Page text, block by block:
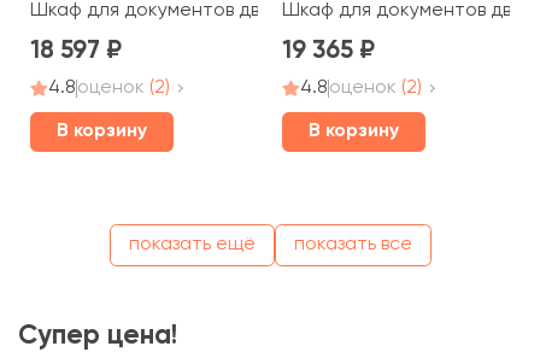
Шкаф для документов две глухие двери без замка
18 597
4.8оценок (2)
В корзину
Шкаф для документов две
19 365
4.8оценок (2)
В корзину
показать ещё показать все
Супер цена!